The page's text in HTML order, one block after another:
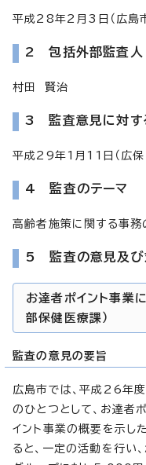
平成28年2月3日（広島
2 包括外部監査人
村田 賢治
3 監査意見に対す
平成29年1月11日（広
4 監査のテーマ
高齢者施策に関する事務
5 監査の意見及び
お達者ポイント事業
部保健医療課）
監査の意見の要旨
広島市では、平成26年度
のひとつとして、お達者
イント事業の概要を示し
ると、一定の活動を行い